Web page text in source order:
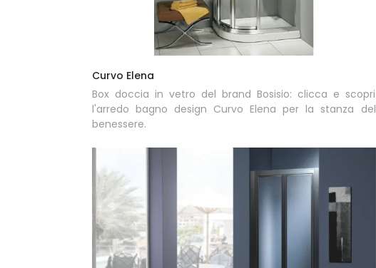
Curvo Elena
Box doccia in vetro del brand Bosisio: clicca e scopri
l'arredo bagno design Curvo Elena per la stanza del
benessere.